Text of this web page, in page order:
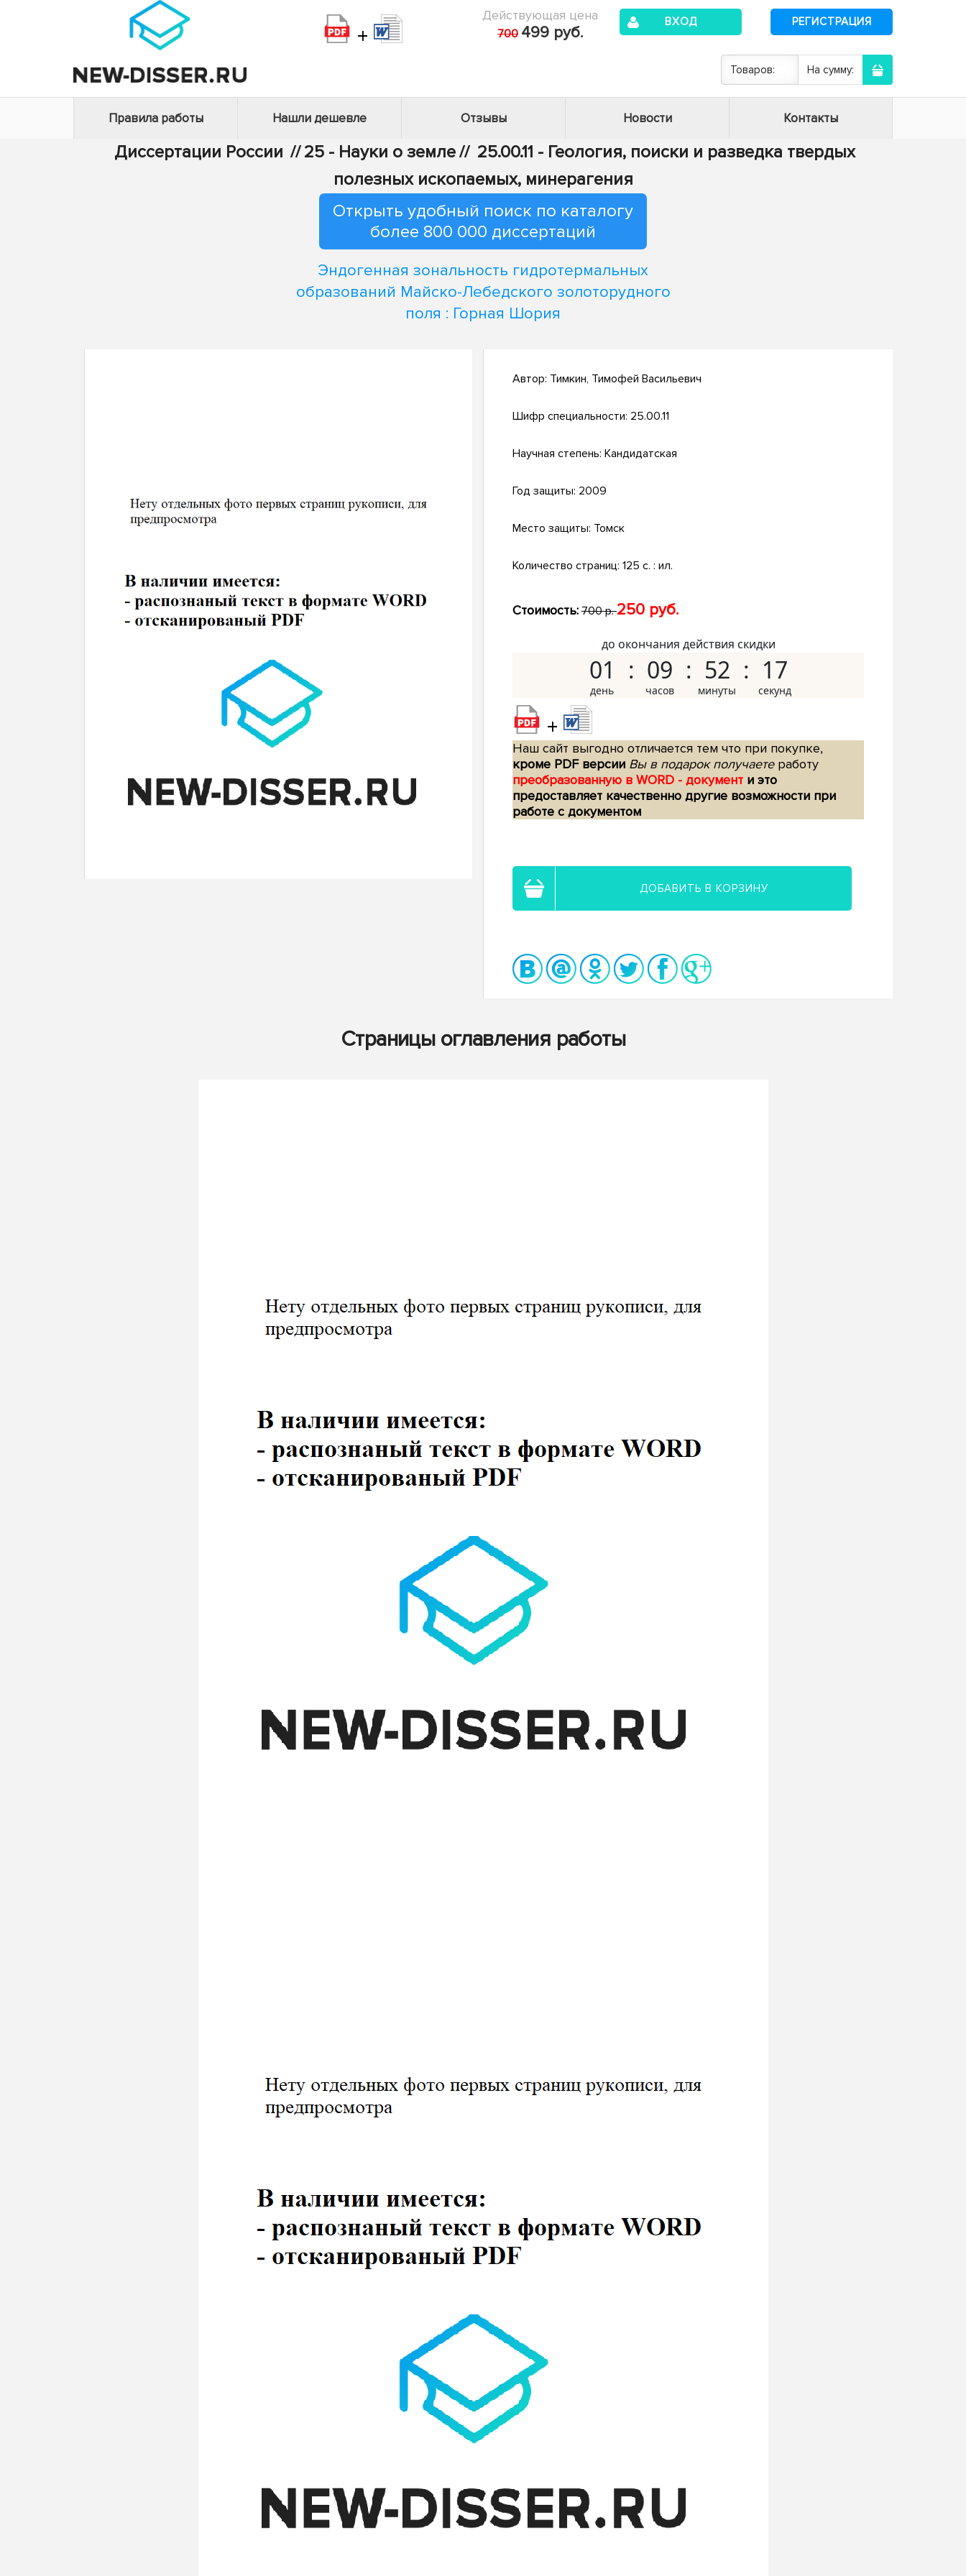
+
Действующая цена
700 499 руб.
ВХОД РЕГИСТРАЦИЯ
Товаров: На сумму:
Правила работы Нашли дешевле Отзывы Новости Контакты
Диссертации России // 25 - Науки о земле// 25.00.11 - Геология, поиски и разведка твердых
полезных ископаемых, минерагения
Открыть удобный поиск по каталогу
более 800 000 диссертаций
Эндогенная зональность гидротермальных
образований Майско-Лебедского золоторудного
поля : Горная Шория
Автор: Тимкин, Тимофей Васильевич
Шифр специальности: 25.00.11
Научная степень: Кандидатская
Год защиты: 2009
Место защиты: Томск
Количество страниц: 125 с. : ил.
Стоимость: 700 р.250 руб.
до окончания действия скидки
01 09 52 16
+
Наш сайт выгодно отличается тем что при покупке,
кроме PDF версии Вы в подарок получаетеработу
преобразованную в WORD - документ и это
предоставляет качественно другие возможности при
работе с документом
ДОБАВИТЬ В КОРЗИНУ
Страницы оглавления работы